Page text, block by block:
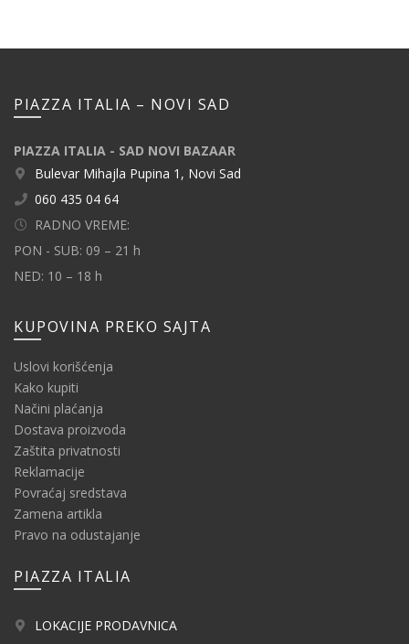
PIAZZA ITALIA – NOVI SAD
PIAZZA ITALIA - SAD NOVI BAZAAR
Bulevar Mihajla Pupina 1, Novi Sad
060 435 04 64
RADNO VREME:
PON - SUB: 09 – 21 h
NED: 10 – 18 h
KUPOVINA PREKO SAJTA
Uslovi korišćenja
Kako kupiti
Načini plaćanja
Dostava proizvoda
Zaštita privatnosti
Reklamacije
Povraćaj sredstava
Zamena artikla
Pravo na odustajanje
PIAZZA ITALIA
LOKACIJE PRODAVNICA